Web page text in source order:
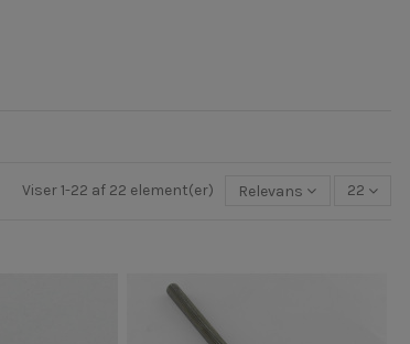
Viser 1-22 af 22 element(er) Relevans 22